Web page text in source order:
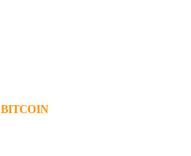
BITCOIN